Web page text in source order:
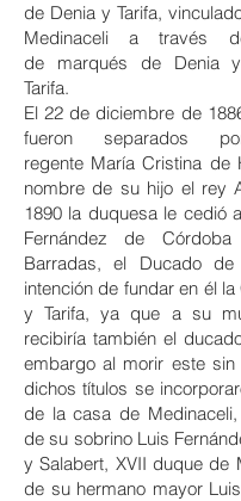
de Denia y Tarifa,
Medinaceli a través
de marqués de Denia
Tarifa.
El 22 de diciembre de
fueron separados
regente María Cristina de
nombre de su hijo el rey
1890 la duquesa le cedió
Fernández de
Barradas, el Ducado de
intención de fundar en él
y Tarifa, ya que a su
recibiría también el
embargo al morir este sin
dichos títulos se
de la casa de
de su sobrino Luis
y Salabert, XVII duque de
de su hermano mayor